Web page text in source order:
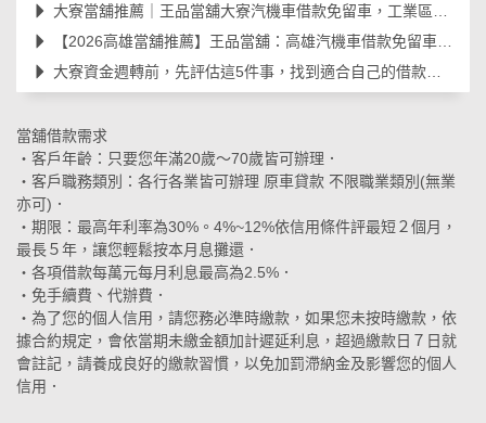
大寮當舖推薦｜王品當舖大寮汽機車借款免留車，工業區朋友最放心選擇
【2026高雄當舖推薦】王品當舖：高雄汽機車借款免留車、線上安全諮詢、資金周轉大
大寮資金週轉前，先評估這5件事，找到適合自己的借款方式
當舖借款需求
‧客戶年齡：只要您年滿20歲～70歲皆可辦理．
‧客戶職務類別：各行各業皆可辦理 原車貸款 不限職業類別(無業
亦可)．
‧期限：最高年利率為30%。4%~12%依信用條件評最短２個月，
最長５年，讓您輕鬆按本月息攤還．
‧各項借款每萬元每月利息最高為2.5%．
‧免手續費、代辦費．
‧為了您的個人信用，請您務必準時繳款，如果您未按時繳款，依
據合約規定，會依當期未繳金額加計遲延利息，超過繳款日７日就
會註記，請養成良好的繳款習慣，以免加罰滯納金及影響您的個人
信用．